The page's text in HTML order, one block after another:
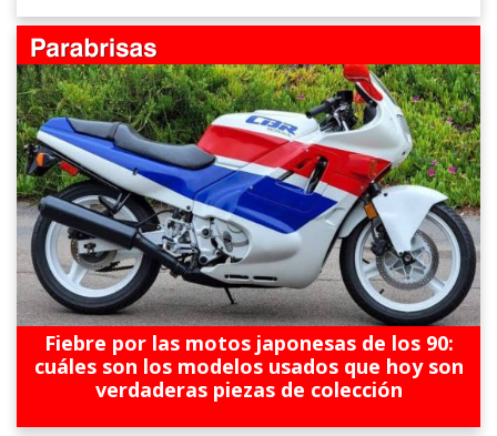
Fiebre por las motos japonesas de los 90:
cuáles son los modelos usados que hoy son
verdaderas piezas de colección